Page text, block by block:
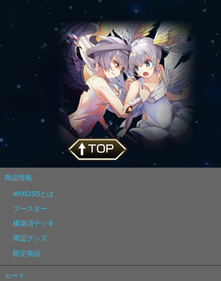
商品情報
WIXOSSとは
ブースター
構築済デッキ
周辺グッズ
限定商品
カード